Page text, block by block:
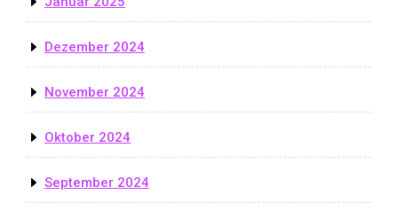
Dezember 2024
November 2024
Oktober 2024
September 2024